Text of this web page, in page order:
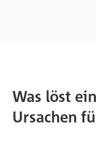
Was löst
Ursachen